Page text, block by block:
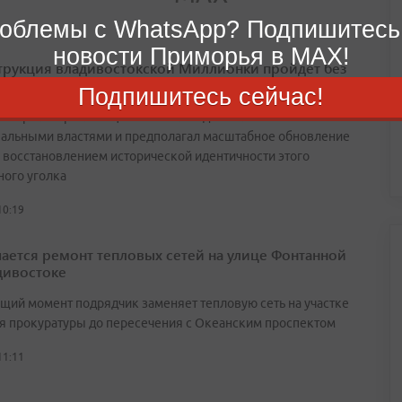
владивостокской Миллионки пройдет без
Семеновской, 3а
план реализации КРТ был подготовлен
властями и предполагал масштабное обновление
восстановлением исторической идентичности этого
уголка
ремонт тепловых сетей на улице Фонтанной
момент подрядчик заменяет тепловую сеть на участке
прокуратуры до пересечения с Океанским проспектом
с WhatsApp?
новости Приморья в MAX!
Подпишитесь сейчас!